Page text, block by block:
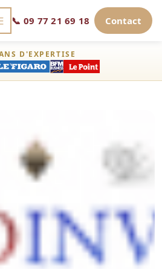
📞 09 77 21 69 18 Contact
D'EXPERTISE